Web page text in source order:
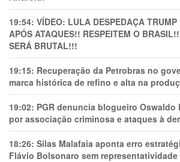
19:54: VÍDEO: LULA DESPEDAÇA
APÓS ATAQUES!! RESPEITEM O
SERÁ BRUTAL!!!
19:15: Recuperação da Petrobras no
marca histórica de refino e alta na
19:02: PGR denuncia blogueiro Oswaldo
por associação criminosa e ataques à
18:26: Silas Malafaia aponta erro
Flávio Bolsonaro sem representatividade